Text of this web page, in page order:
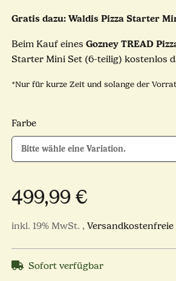
Gratis dazu: Waldis Pizza Starter
Beim Kauf eines Gozney TREAD
Starter Mini Set (6-teilig) kostenlos
*Nur für kurze Zeit und solange der
Farbe
Bitte wähle eine Variation.
499,99 €
inkl. 19% MwSt. ,
Sofort verfügbar